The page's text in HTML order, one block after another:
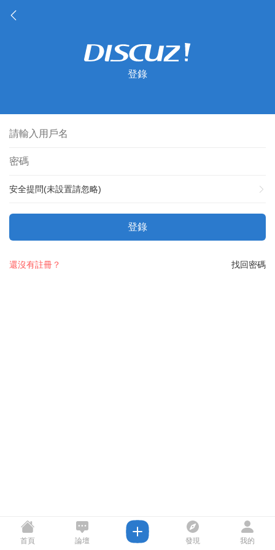
登錄
安全提問(未設置請忽略)
登錄
找回密碼
還沒有註冊？
首頁 論壇 發現 我的